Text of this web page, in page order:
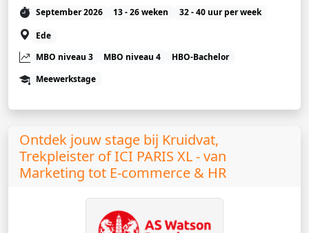
September 2026 13 - 26 weken
32 - 40 uur per week
Ede
MBO niveau 3
MBO niveau 4
HBO-Bachelor
Meewerkstage
Ontdek jouw stage bij Kruidvat,
Trekpleister of ICI PARIS XL - van
Marketing tot E‑commerce & HR